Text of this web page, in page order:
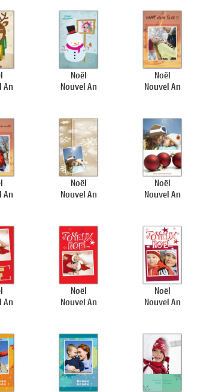
An
Noël
Nouvel An
Noël
Nouvel An
An
Noël
Nouvel An
Noël
Nouvel An
An
Noël
Nouvel An
Noël
Nouvel An